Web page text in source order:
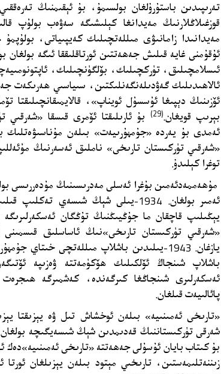
قوزغىلاڭلارنىڭ مەيدانغا كېلىشىگە سەۋەب بولۇپ
مەيدانىدا زامانىۋى مىللەتچىلىك كەيپىياتى،
ئۇقۇمنى غايە قىلىش جەھەتتىن ئورتاقلىققا ئىگە
ئىسلامچىلىق، تۈركچىلىك، بۆلگۈنچىلىك،
ئالاھىدىلىك گەۋدىلەنگەنلىكتىن، سىياسىي ھەرىكەت
ئۆزىنىڭ دېپىغا ئۇسسۇل ئويناپ»، قالايمىقانچىلىقتا
بېرىپ قويغان.(29)
بۇ ئارىلىقتا ئۆمرى قىسقا «شەرقىي
ئەمدى بۇ يەردە «جۇمھۇرىيەت» بىلەن مۇناسىۋەتلىك
«شەرقىي تۈركىستان تارىخى» ناملىق ئەسەرنىڭ
توغرا كېلىدۇ.
ئەمىر بولغان. 1934-يىلى شېڭ شىسەي
يېڭىلىپ قاچقان ما جۇڭيىڭنىڭ تۇڭگان ئەسكەرلىرىگە
«شەرقىي تۈركىستان تارىخى»نىڭ ئاساسلىق قىسمىنى
پائالىيەت قىلغان.
«تارىخى ئەمىنىيە» بىلەن ئوخشاش تىل ۋە يېزىقتا
شەرقى تۈركىستاننىڭ قەدىمدىن شېڭ شىسەيگىچە بولغان
بۇ كىتاب بايان ئۇسۇلى جەھەتتە «تارىخى
زىننەتلىمەستىن، تارىخىي مېتود بىلەن يېزىلغان